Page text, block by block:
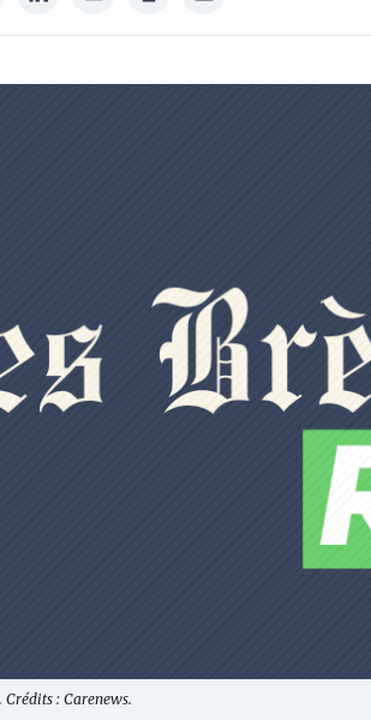
Crédits : Carenews.